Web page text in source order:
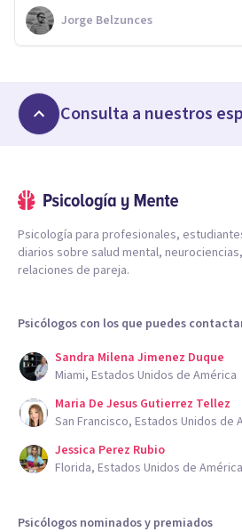
Jorge Belzunces
Consulta a nuestros
Psicología para profesionales,
diarios sobre salud mental,
relaciones de pareja.
Psicólogos con los que puedes
Sandra Milena Jimenez Duque
Miami, Estados Unidos de América
Maria De Jesus Gutierrez Tellez
San Francisco, Estados Unidos de
Jessica Perez Rubio
Florida, Estados Unidos de América
Psicólogos nominados y premiados